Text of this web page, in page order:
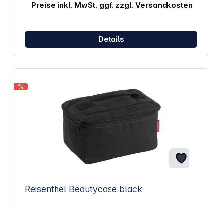
Preise inkl. MwSt. ggf. zzgl. Versandkosten
Details
%
Reisenthel Beautycase black